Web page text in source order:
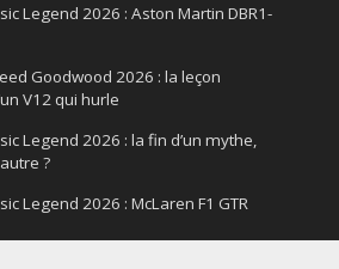
Legend 2026 : Aston Martin DBR1-
Goodwood 2026 : la leçon
V12 qui hurle
Legend 2026 : la fin d’un mythe,
?
Legend 2026 : McLaren F1 GTR